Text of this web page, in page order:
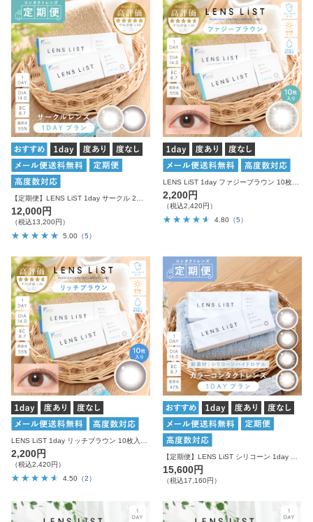
12,000円
（税込13,200円）
5.00 （5）
2,200円
（税込2,420円）
4.80 （5）
2,200円
（税込2,420円）
4.50 （2）
15,600円
（税込17,160円）